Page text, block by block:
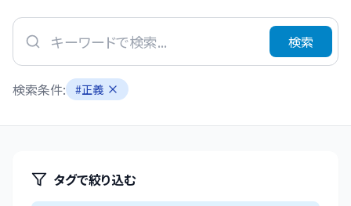
検索
検索条件: #正義
タグで絞り込む